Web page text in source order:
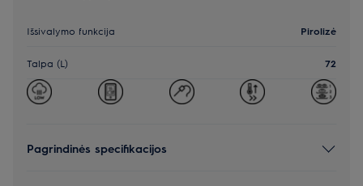
Išsivalymo funkcija Pirolizė
Talpa (L) 72
Pagrindinės specifikacijos